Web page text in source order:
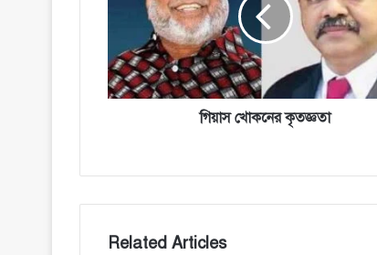
গিয়াস খোকনের কৃতজ্ঞতা
Related Articles